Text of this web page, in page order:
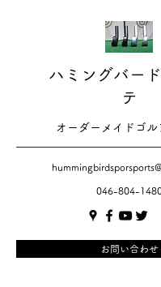
ハミングバー
テ
オーダーメイドゴル
046-804-
お問い合わせ